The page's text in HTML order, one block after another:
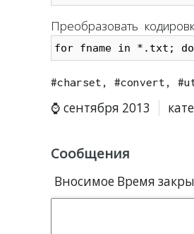
Преобразовать
for fname in *.txt; do
#charset, #convert,
сентября 2013
Сообщения
Вносимое Время